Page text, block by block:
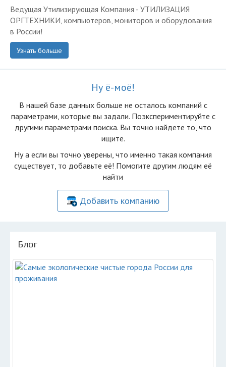
Ведущая Утилизирующая Компания - УТИЛИЗАЦИЯ
ОРГТЕХНИКИ, компьютеров, мониторов и оборудования
в России!
Узнать больше
Ну ё-моё!
В нашей базе данных больше не осталоcь компаний с
параметрами, которые вы задали. Поэкспериментируйте с
другими параметрами поиска. Вы точно найдете то, что
ищите.
Ну а если вы точно уверены, что именно такая компания
существует, то добавьте её! Помогите другим людям её
найти
Добавить компанию
Блог